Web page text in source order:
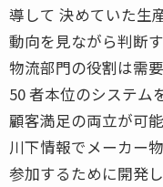
導して 決めていた生
動向を見ながら判断
物流部門の役割は需
50 者本位のシステム
顧客満足の両立が可能
川下情報でメーカー
参加するために開発